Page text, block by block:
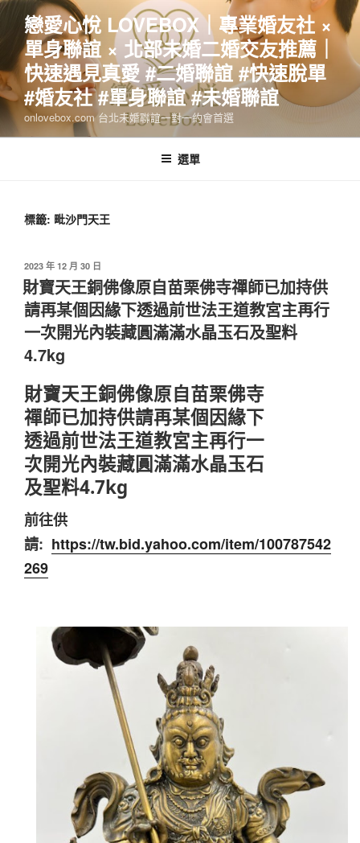
跳
主
要
內
容
戀愛心悅 LOVEBOX｜專業婚友社 ×
單身聯誼 × 北部未婚二婚交友推薦｜
快速遇見真愛 #二婚聯誼 #快速脫單
#婚友社 #單身聯誼 #未婚聯誼
onlovebox.com 台北未婚聯誼一對一約會首選
選單
標籤: 毗沙門天王
發
佈
於
2023 年 12 月 30 日
財寶天王銅佛像原自苗栗佛寺禪師已加持供
請再某個因緣下透過前世法王道教宮主再行
一次開光內裝藏圓滿滿水晶玉石及聖料
4.7kg
財寶天王銅佛像原自苗栗佛寺
禪師已加持供請再某個因緣下
透過前世法王道教宮主再行一
次開光內裝藏圓滿滿水晶玉石
及聖料4.7kg
前往供
請: https://tw.bid.yahoo.com/item/100787542
269